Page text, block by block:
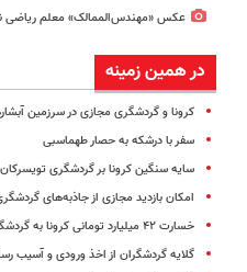
عکس «مهندس‌الممالک» معلم ریاضی
در همین زمینه
کرونا و گردشگری مجازی در سرزمین
سفر با درشکه‌ به حصار طهماسبی
سایه سنگین کرونا بر گردشگری تویسرکان
امکان بازدید مجازی از جاذبه‌های
خسارت ۴۲ میلیارد تومانی کرونا به گردشگری آذربایجان غربی
گلایه گردشگران از اخذ ورودی و آسیب